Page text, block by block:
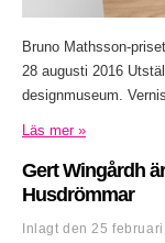
Bruno Mathsson-
28 augusti 2016
designmuseum.
Läs mer »
Gert Wingårdh
Husdrömmar
Inlagt den 25 februari